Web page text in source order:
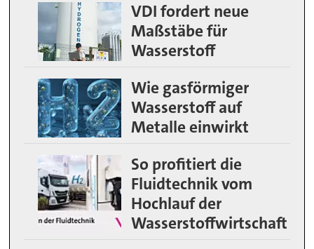
VDI fordert neue
Maßstäbe für
Wasserstoff
Wie gasförmiger
Wasserstoff auf
Metalle einwirkt
So profitiert die
Fluidtechnik vom
Hochlauf der
Wasserstoffwirtschaft